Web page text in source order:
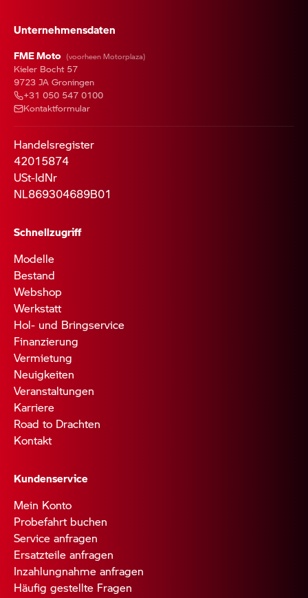
Unternehmensdaten
FME Moto (voorheen Motorplaza)
Kieler Bocht 57
9723 JA Groningen
+31 050 547 0100
Kontaktformular
Handelsregister
42015874
USt-IdNr
NL869304689B01
Schnellzugriff
Modelle
Bestand
Webshop
Werkstatt
Hol- und Bringservice
Finanzierung
Vermietung
Neuigkeiten
Veranstaltungen
Karriere
Road to Drachten
Kontakt
Kundenservice
Mein Konto
Probefahrt buchen
Service anfragen
Ersatzteile anfragen
Inzahlungnahme anfragen
Häufig gestellte Fragen